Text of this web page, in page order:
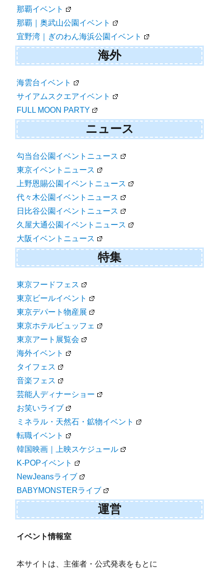
那覇イベント
那覇｜奥武山公園イベント
宜野湾｜ぎのわん海浜公園イベント
海外
海雲台イベント
サイアムスクエアイベント
FULL MOON PARTY
ニュース
勾当台公園イベントニュース
東京イベントニュース
上野恩賜公園イベントニュース
代々木公園イベントニュース
日比谷公園イベントニュース
久屋大通公園イベントニュース
大阪イベントニュース
特集
東京フードフェス
東京ビールイベント
東京デパート物産展
東京ホテルビュッフェ
東京アート展覧会
海外イベント
タイフェス
音楽フェス
芸能人ディナーショー
お笑いライブ
ミネラル・天然石・鉱物イベント
転職イベント
韓国映画｜上映スケジュール
K-POPイベント
NewJeansライブ
BABYMONSTERライブ
運営
イベント情報室
本サイトは、主催者・公式発表をもとに